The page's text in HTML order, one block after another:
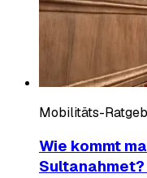
Mobilitäts-
Wie kommt